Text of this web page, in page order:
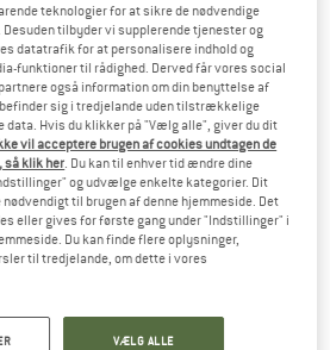
Oplysninger om
teknologier for at sikre de nødvendige
tilbyder vi supplerende tjenester og
datatrafik for at personalisere indhold og
funktioner til rådighed. Derved får vores social
også information om din benyttelse af
sig i tredjelande uden tilstrækkelige
Hvis du klikker på "Vælg alle", giver du dit
vil acceptere brugen af cookies undtagen de
så klik her . Du kan til enhver tid ændre dine
og udvælge enkelte kategorier. Dit
til brugen af denne hjemmeside. Det
eller gives for første gang under "Indstillinger" i
Du kan finde flere oplysninger,
til tredjelande, om dette i vores
VÆLG ALLE